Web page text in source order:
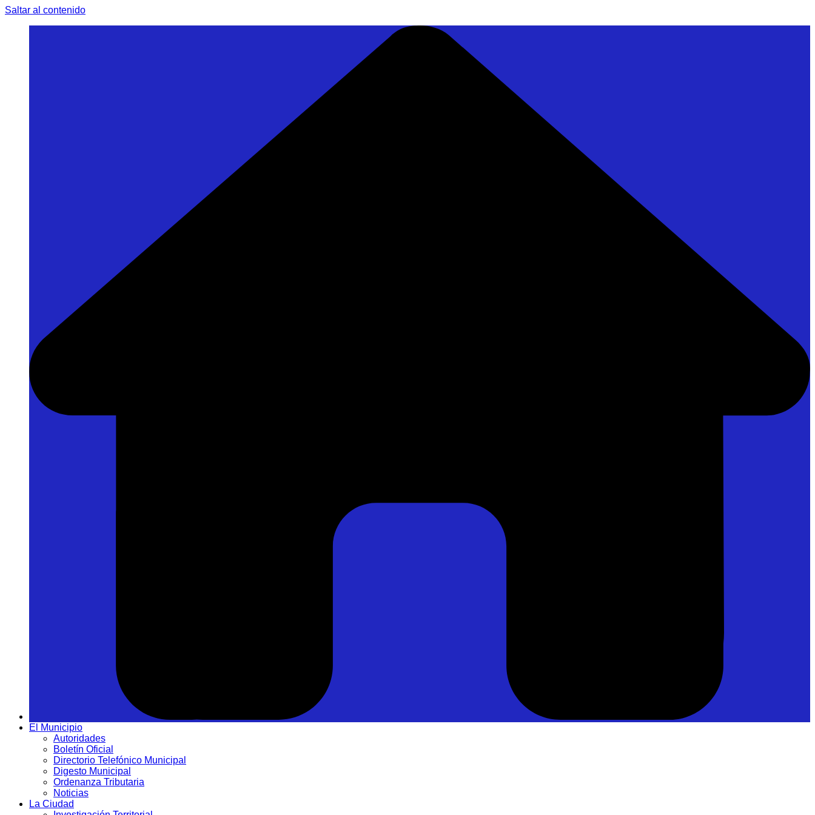
Saltar al contenido
El Municipio
Autoridades
Boletín Oficial
Directorio Telefónico Municipal
Digesto Municipal
Ordenanza Tributaria
Noticias
La Ciudad